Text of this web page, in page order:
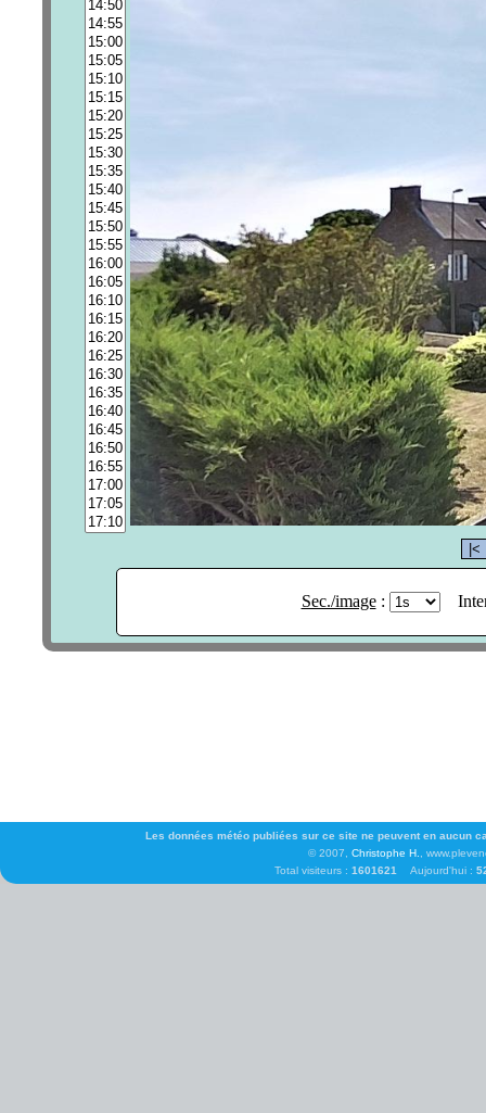
Les données météo publiées sur ce site ne peuvent en aucun
© 2007, Christophe H.,
Total visiteurs : 1601621 Aujourd'hui :